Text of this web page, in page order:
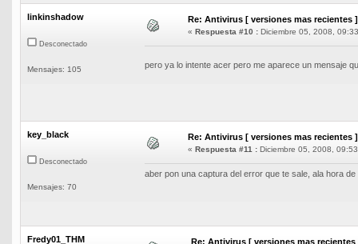
linkinshadow
Desconectado
Mensajes: 105
Re: Antivirus [ versiones mas recientes ]
« Respuesta #10 : Diciembre 05, 2008,
pero ya lo intente acer pero me aparece un mensaje
key_black
Desconectado
Mensajes: 70
Re: Antivirus [ versiones mas recientes ]
« Respuesta #11 : Diciembre 05, 2008,
aber pon una captura del error que te sale, ala hora
Fredy01_THM Re: Antivirus [ versiones mas recientes